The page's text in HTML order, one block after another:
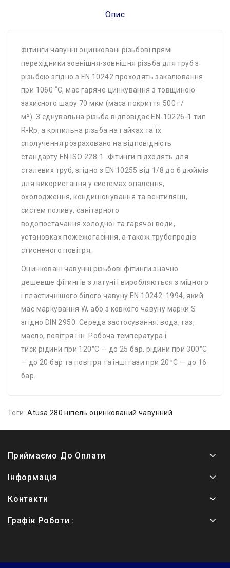
Опис
фітинги чавунні оцинковані різьбові прямі
перехідники зовнішня-зовнішня різьба для труб з
різьбою згідно з EN 10242 проходять закалювання
при 1060 ˚C, має гаряче цинкування з товщиною
захисного шару 70 мкм (маса покриття 500 г/
м²). З'єднувальна різьба відповідає EN-10226-1 тип
R-Rp, а кріпильна різьба на гайках та їх
сполучення розраховано на відповідність
стандарту EN ISO 228-1. Фітинги підходять для
сталевих труб, згідно з EN 10255 від 1/8 до 6 дюймів
для використання у системах опалення,
охолодження, кондиціонування та вентиляції,
систем поливу, санітарного
водопостачання холодної та гарячої води,
установках пожежогасіння, а також трубопродів
стисненого повітря.
Оцинковані чавунні різьбові фітинги значно
дешевше фітингів з латуні і виробляються з міцного
і пластичнішого білого чавуну EN 10242: 1994, який
має маркування W, або з ковкого чавуну марки S
згідно DIN 2950. Середа застосування: вода, газ,
масло, повітря і ін. Робоча температура і
тиск рідини при 120°С — до 25 бар, рідини при 300°С
— до 20 бар та повітря та інші гази при 20ºС — до 16
бар.
Теги:Atusa 280 ніпель оцинкований чавунний
Приймаємо До Оплати
Інформація
Контакти
Графік Роботи :